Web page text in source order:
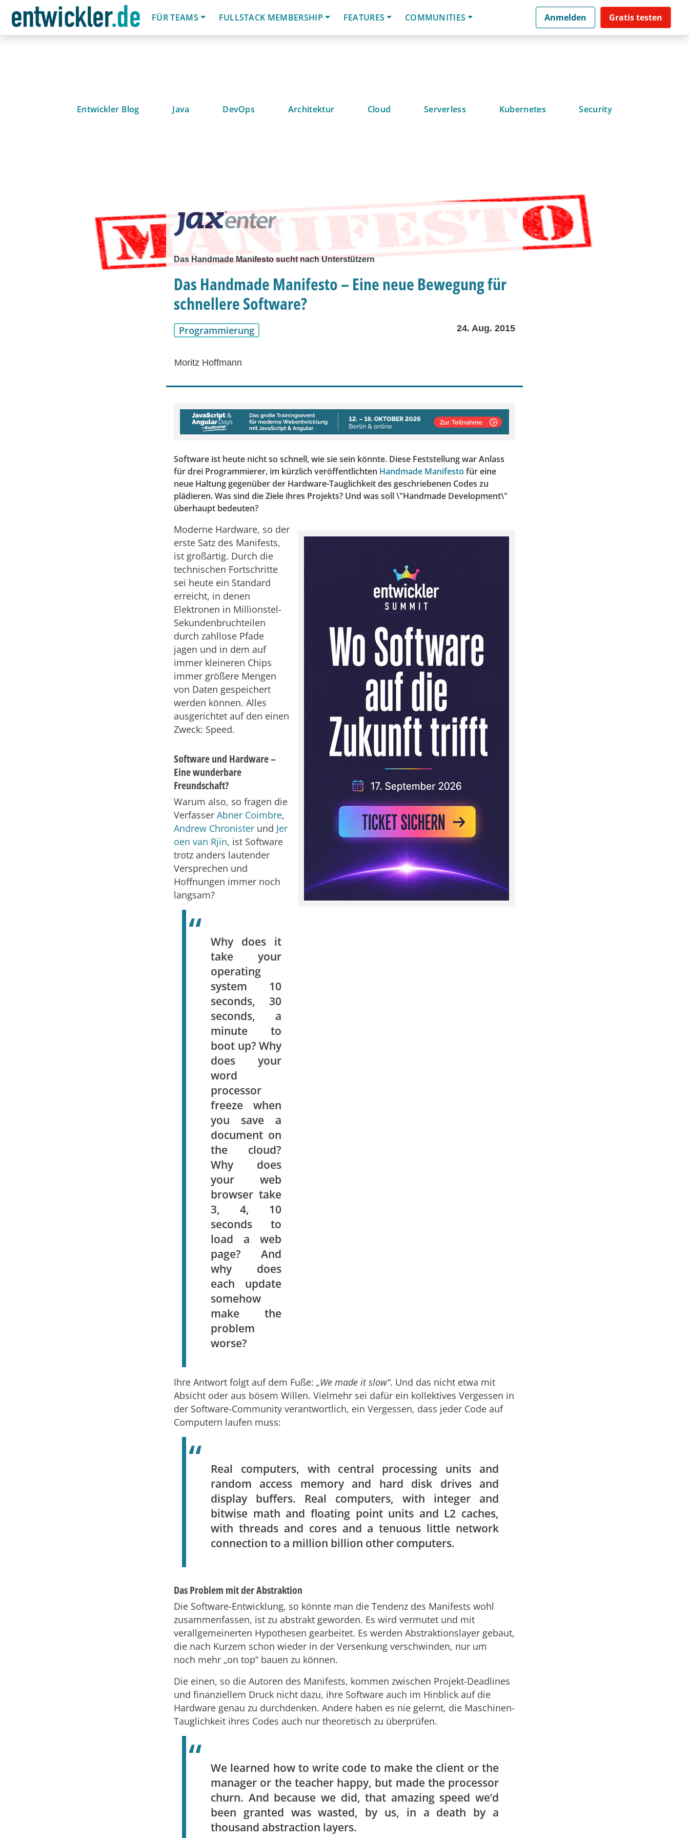
FÜR TEAMS
FULLSTACK MEMBERSHIP FEATURES COMMUNITIES Anmelden Gratis testen
Entwickler Blog Java DevOps Architektur Cloud Serverless Kubernetes Security
Das Handmade Manifesto sucht nach Unterstützern
Das Handmade Manifesto – Eine neue Bewegung für
schnellere Software?
Programmierung 24. Aug. 2015
Moritz Hoffmann
Software ist heute nicht so schnell, wie sie sein könnte. Diese Feststellung war Anlass
für drei Programmierer, im kürzlich veröffentlichten Handmade Manifesto für eine
neue Haltung gegenüber der Hardware-Tauglichkeit des geschriebenen Codes zu
plädieren. Was sind die Ziele ihres Projekts? Und was soll \"Handmade Development\"
überhaupt bedeuten?
Moderne Hardware, so der
erste Satz des Manifests,
ist großartig. Durch die
technischen Fortschritte
sei heute ein Standard
erreicht, in denen
Elektronen in Millionstel-
Sekundenbruchteilen
durch zahllose Pfade
jagen und in dem auf
immer kleineren Chips
immer größere Mengen
von Daten gespeichert
werden können. Alles
ausgerichtet auf den einen
Zweck: Speed.
Software und Hardware –
Eine wunderbare
Freundschaft?
Warum also, so fragen die
Verfasser Abner Coimbre,
Andrew Chronister und Jer
oen van Rjin, ist Software
trotz anders lautender
Versprechen und
Hoffnungen immer noch
langsam?
Why does it
take your
operating
system 10
seconds, 30
seconds, a
minute to
boot up? Why
does your
word
processor
freeze when
you save a
document on
the cloud?
Why does
your web
browser take
3, 4, 10
seconds to
load a web
page? And
why does
each update
somehow
make the
problem
worse?
Ihre Antwort folgt auf dem Fuße: „We made it slow“. Und das nicht etwa mit
Absicht oder aus bösem Willen. Vielmehr sei dafür ein kollektives Vergessen in
der Software-Community verantwortlich, ein Vergessen, dass jeder Code auf
Computern laufen muss:
Real computers, with central processing units and
random access memory and hard disk drives and
display buffers. Real computers, with integer and
bitwise math and floating point units and L2 caches,
with threads and cores and a tenuous little network
connection to a million billion other computers.
Das Problem mit der Abstraktion
Die Software-Entwicklung, so könnte man die Tendenz des Manifests wohl
zusammenfassen, ist zu abstrakt geworden. Es wird vermutet und mit
verallgemeinerten Hypothesen gearbeitet. Es werden Abstraktionslayer gebaut,
die nach Kurzem schon wieder in der Versenkung verschwinden, nur um
noch mehr „on top“ bauen zu können.
Die einen, so die Autoren des Manifests, kommen zwischen Projekt-Deadlines
und finanziellem Druck nicht dazu, ihre Software auch im Hinblick auf die
Hardware genau zu durchdenken. Andere haben es nie gelernt, die Maschinen-
Tauglichkeit ihres Codes auch nur theoretisch zu überprüfen.
We learned how to write code to make the client or the
manager or the teacher happy, but made the processor
churn. And because we did, that amazing speed we’d
been granted was wasted, by us, in a death by a
thousand abstraction layers.